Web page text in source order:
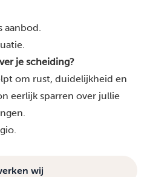
aanbod.
je scheiding?
om rust, duidelijkheid en
eerlijk sparren over jullie
wij